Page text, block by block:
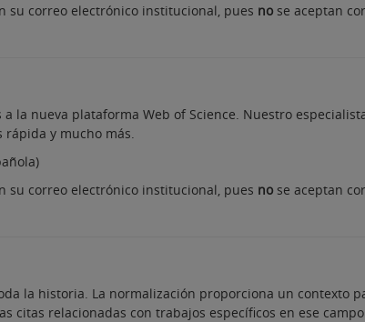
su correo electrónico institucional, pues no se aceptan
la nueva plataforma Web of Science. Nuestro
rápida y mucho más.
su correo electrónico institucional, pues no se aceptan
la historia. La normalización proporciona un contexto
citas relacionadas con trabajos específicos en ese